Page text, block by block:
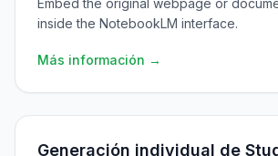
Embed the original webpage or
inside the NotebookLM interface.
Más información →
Generación individual de